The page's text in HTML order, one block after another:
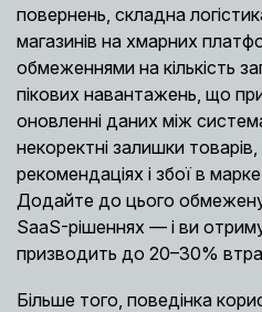
повернень, складна
магазинів на хмарних
обмеженнями на кількість
пікових навантажень, що
оновленні даних між
некоректні залишки
рекомендаціях і збої в
Додайте до цього
SaaS-рішеннях — і ви
призводить до 20–30%
Більше того, поведінка